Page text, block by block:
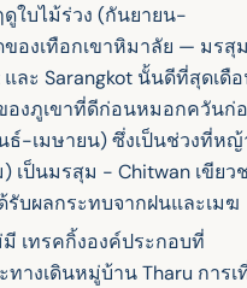
ใบไม้ร่วง (กันยายน-
องเทือกเขาหิมาลัย — มรสุ
ละ Sarangkot นั้นดีที่สุดเดื
องภูเขาที่ดีก่อนหมอกควันก่
-เมษายน) ซึ่งเป็นช่วงที่หญ้
ป็นมรสุม - Chitwan เขียว
บผลกระทบจากฝนและเมฆ
เทรคกิ้งองค์ประกอบที่
างเดินหมู่บ้าน Tharu การเ